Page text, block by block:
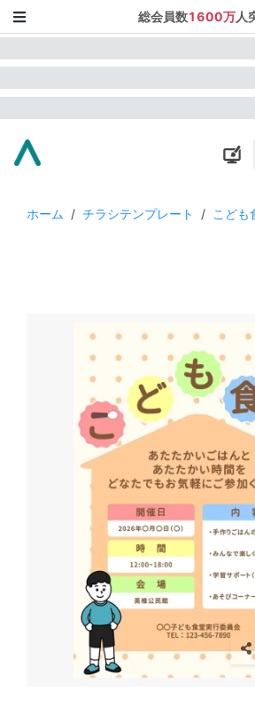
総会員数1600万人
ホーム / チラシテンプレート / こども